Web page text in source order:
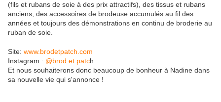
(fils et rubans de soie à des prix attractifs), des tissus et rubans
anciens, des accessoires de brodeuse accumulés au fil des
années et toujours des démonstrations en continu de broderie au
ruban de soie.
Site: www.brodetpatch.com
Instagram : @brod.et.patch
Et nous souhaiterons donc beaucoup de bonheur à Nadine dans
sa nouvelle vie qui s'annonce !